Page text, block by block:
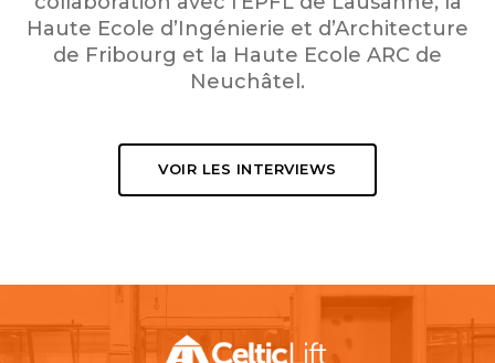
Haute Ecole d’Ingénierie et d’Architecture
de Fribourg et la Haute Ecole ARC de
Neuchâtel.
VOIR LES INTERVIEWS